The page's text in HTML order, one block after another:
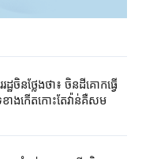
ដ្ឋចិនថ្លែងថា៖ ចិនដីគោកធ្វើ
ាងកើតកោះតែវ៉ាន់គឺសម